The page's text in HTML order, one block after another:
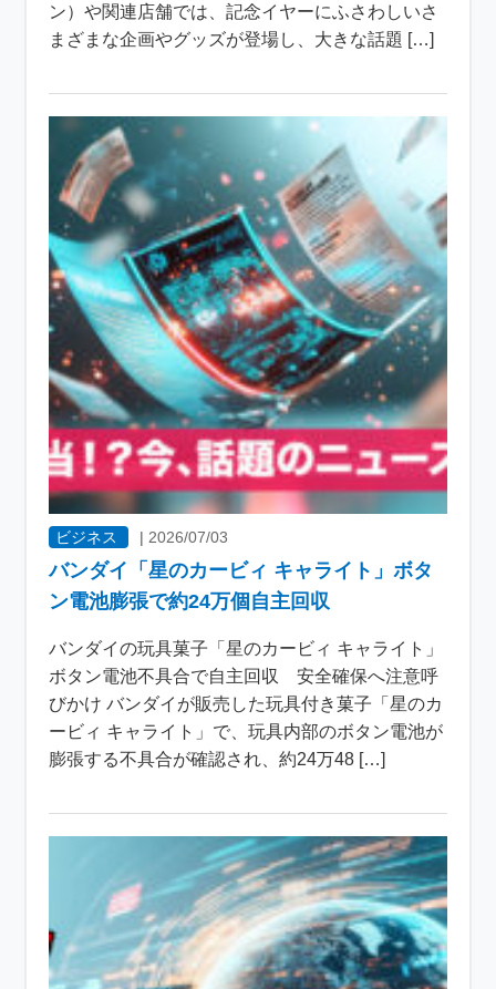
ン）や関連店舗では、記念イヤーにふさわしいさ
まざまな企画やグッズが登場し、大きな話題 […]
ビジネス | 2026/07/03
バンダイ「星のカービィ キャライト」ボタ
ン電池膨張で約24万個自主回収
バンダイの玩具菓子「星のカービィ キャライト」
ボタン電池不具合で自主回収 安全確保へ注意呼
びかけ バンダイが販売した玩具付き菓子「星のカ
ービィ キャライト」で、玩具内部のボタン電池が
膨張する不具合が確認され、約24万48 […]